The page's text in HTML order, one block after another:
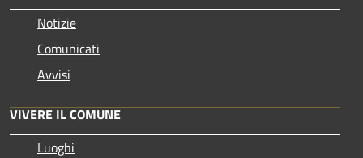
Notizie
Comunicati
Avvisi
VIVERE IL COMUNE
Luoghi